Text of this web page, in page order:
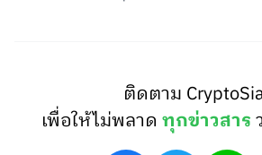
ติดตาม
เพื่อให้ไม่พลาดทุกข่าวสาร